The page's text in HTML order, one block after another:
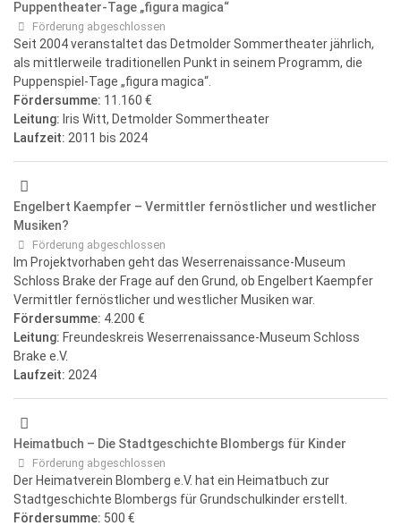
Puppentheater-Tage „figura magica“
Förderung abgeschlossen
Seit 2004 veranstaltet das Detmolder Sommertheater jährlich,
als mittlerweile traditionellen Punkt in seinem Programm, die
Puppenspiel-Tage „figura magica“.
Fördersumme: 11.160 €
Leitung: Iris Witt, Detmolder Sommertheater
Laufzeit: 2011 bis 2024
Engelbert Kaempfer – Vermittler fernöstlicher und westlicher
Musiken?
Förderung abgeschlossen
Im Projektvorhaben geht das Weserrenaissance-Museum
Schloss Brake der Frage auf den Grund, ob Engelbert Kaempfer
Vermittler fernöstlicher und westlicher Musiken war.
Fördersumme: 4.200 €
Leitung: Freundeskreis Weserrenaissance-Museum Schloss
Brake e.V.
Laufzeit: 2024
Heimatbuch – Die Stadtgeschichte Blombergs für Kinder
Förderung abgeschlossen
Der Heimatverein Blomberg e.V. hat ein Heimatbuch zur
Stadtgeschichte Blombergs für Grundschulkinder erstellt.
Fördersumme: 500 €